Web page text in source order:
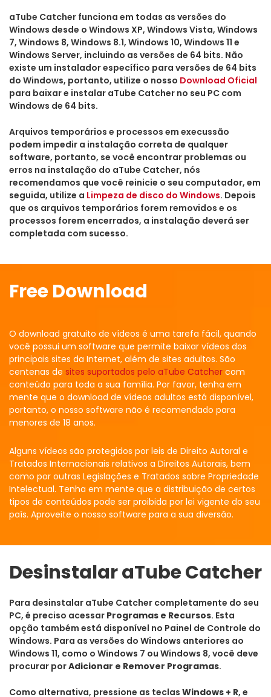
aTube Catcher funciona em todas as versões do
Windows desde o Windows XP, Windows Vista, Windows
7, Windows 8, Windows 8.1, Windows 10, Windows 11 e
Windows Server, incluindo as versões de 64 bits. Não
existe um instalador específico para versões de 64 bits
do Windows, portanto, utilize o nosso Download Oficial
para baixar e instalar aTube Catcher no seu PC com
Windows de 64 bits.
Arquivos temporários e processos em execussão
podem impedir a instalação correta de qualquer
software, portanto, se você encontrar problemas ou
erros na instalação do aTube Catcher, nós
recomendamos que você reinicie o seu computador, em
seguida, utilize a Limpeza de disco do Windows. Depois
que os arquivos temporários forem removidos e os
processos forem encerrados, a instalação deverá ser
completada com sucesso.
Free Download
O download gratuito de vídeos é uma tarefa fácil, quando
você possui um software que permite baixar vídeos dos
principais sites da Internet, além de sites adultos. São
centenas de sites suportados pelo aTube Catcher com
conteúdo para toda a sua família. Por favor, tenha em
mente que o download de vídeos adultos está disponível,
portanto, o nosso software não é recomendado para
menores de 18 anos.
Alguns vídeos são protegidos por leis de Direito Autoral e
Tratados Internacionais relativos a Direitos Autorais, bem
como por outras Legislações e Tratados sobre Propriedade
Intelectual. Tenha em mente que a distribuição de certos
tipos de conteúdos pode ser proibida por lei vigente do seu
país. Aproveite o nosso software para a sua diversão.
Desinstalar aTube Catcher
Para desinstalar aTube Catcher completamente do seu
PC, é preciso acessar Programas e Recursos. Esta
opção também está disponível no Painel de Controle do
Windows. Para as versões do Windows anteriores ao
Windows 11, como o Windows 7 ou Windows 8, você deve
procurar porAdicionar e Remover Programas.
Como alternativa, pressione as teclas Windows + R, e